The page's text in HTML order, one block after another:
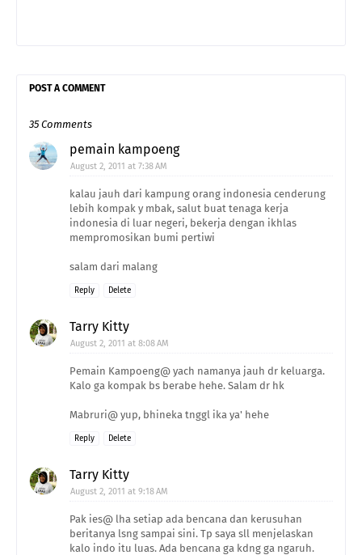
POST A COMMENT
35 Comments
pemain kampoeng
August 2, 2011 at 7:38 AM
kalau jauh dari kampung orang indonesia cenderung
lebih kompak y mbak, salut buat tenaga kerja
indonesia di luar negeri, bekerja dengan ikhlas
mempromosikan bumi pertiwi
salam dari malang
Reply Delete
Tarry Kitty
August 2, 2011 at 8:08 AM
Pemain Kampoeng@ yach namanya jauh dr keluarga.
Kalo ga kompak bs berabe hehe. Salam dr hk
Mabruri@ yup, bhineka tnggl ika ya' hehe
Reply Delete
Tarry Kitty
August 2, 2011 at 9:18 AM
Pak ies@ lha setiap ada bencana dan kerusuhan
beritanya lsng sampai sini. Tp saya sll menjelaskan
kalo indo itu luas. Ada bencana ga kdng ga ngaruh.